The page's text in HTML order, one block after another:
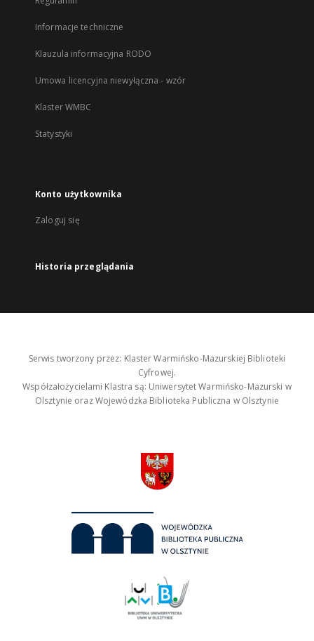
Informacje techniczne
Klauzula informacyjna RODO
Umowa licencyjna niewyłączna - wzór
Klaster WMBC
Statystyki
Konto użytkownika
Zaloguj się
Historia przeglądania
Serwis tworzony przez: Klaster Warmińsko-Mazurskiej Biblioteki
Cyfrowej.
Współzałożycielami Klastra są: Uniwersytet Warmińsko-Mazurski w
Olsztynie oraz Wojewódzka Biblioteka Publiczna w Olsztynie